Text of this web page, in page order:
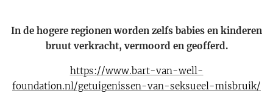
In de hogere regionen worden zelfs babies en kinderen
bruut verkracht, vermoord en geofferd.
https://www.bart-van-well-
foundation.nl/getuigenissen-van-seksueel-misbruik/